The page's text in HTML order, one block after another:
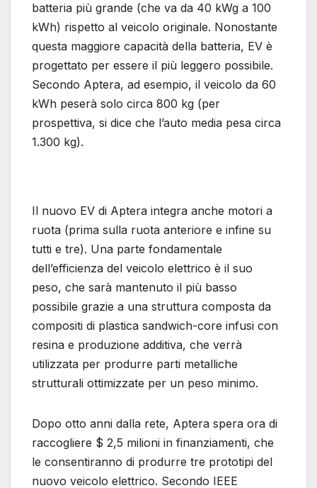
batteria più grande (che va da 40 kWg a 100
kWh) rispetto al veicolo originale. Nonostante
questa maggiore capacità della batteria, EV è
progettato per essere il più leggero possibile.
Secondo Aptera, ad esempio, il veicolo da 60
kWh peserà solo circa 800 kg (per
prospettiva, si dice che l’auto media pesa circa
1.300 kg).
Il nuovo EV di Aptera integra anche motori a
ruota (prima sulla ruota anteriore e infine su
tutti e tre). Una parte fondamentale
dell’efficienza del veicolo elettrico è il suo
peso, che sarà mantenuto il più basso
possibile grazie a una struttura composta da
compositi di plastica sandwich-core infusi con
resina e produzione additiva, che verrà
utilizzata per produrre parti metalliche
strutturali ottimizzate per un peso minimo.
Dopo otto anni dalla rete, Aptera spera ora di
raccogliere $ 2,5 milioni in finanziamenti, che
le consentiranno di produrre tre prototipi del
nuovo veicolo elettrico. Secondo IEEE